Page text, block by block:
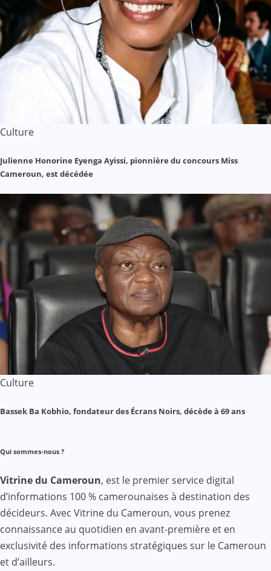
Culture
Julienne Honorine Eyenga Ayissi, pionnière du concours Miss
Cameroun, est décédée
Culture
Bassek Ba Kobhio, fondateur des Écrans Noirs, décède à 69 ans
Qui sommes-nous ?
Vitrine du Cameroun, est le premier service digital
d’informations 100 % camerounaises à destination des
décideurs. Avec Vitrine du Cameroun, vous prenez
connaissance au quotidien en avant-première et en
exclusivité des informations stratégiques sur le Cameroun
et d’ailleurs.